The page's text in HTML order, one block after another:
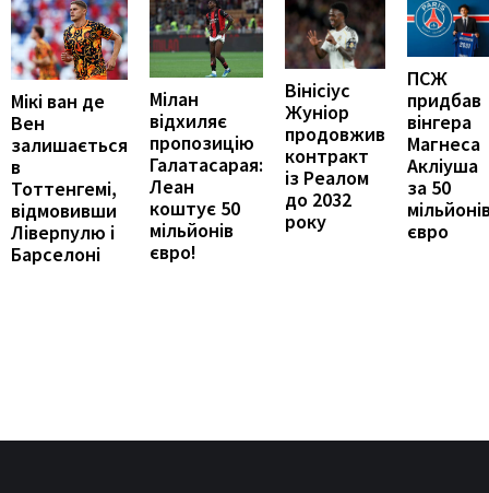
Мікі ван де
Вен
залишається
в
Тоттенгемі,
відмовивши
Ліверпулю і
Барселоні
Мілан
відхиляє
пропозицію
Галатасарая:
Леан
коштує 50
мільйонів
євро!
Вінісіус
Жуніор
продовжив
контракт
із Реалом
до 2032
року
ПСЖ
придбав
вінгера
Магнеса
Акліуша
за 50
євро